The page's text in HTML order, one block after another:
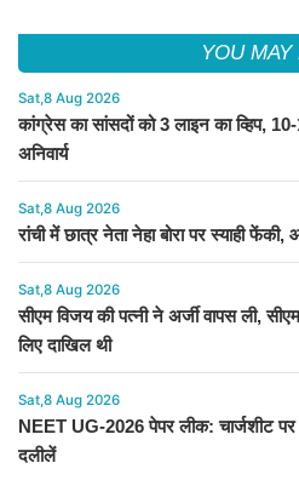
YOU MAY
Sat,8 Aug 2026
कांग्रेस का सांसदों को 3 लाइन का व्हिप,
अनिवार्य
Sat,8 Aug 2026
रांची में छात्र नेता नेहा बोरा पर स्याही फेंकी,
Sat,8 Aug 2026
सीएम विजय की पत्नी ने अर्जी वापस ली,
लिए दाखिल थी
Sat,8 Aug 2026
NEET UG-2026 पेपर लीक: चार्जशीट
दलीलें